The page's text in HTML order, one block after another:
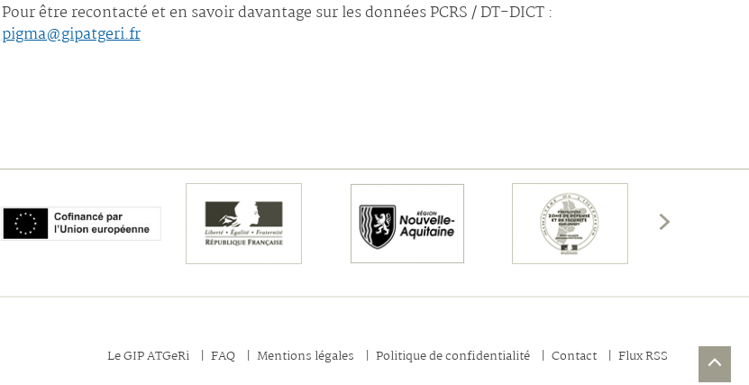
Pour être recontacté et en savoir davantage sur les données PCRS / DT-DICT :
pigma@gipatgeri.fr
Afficher
Le GIP ATGeRi FAQ Mentions légales Politique de confidentialité Contact Flux RSS